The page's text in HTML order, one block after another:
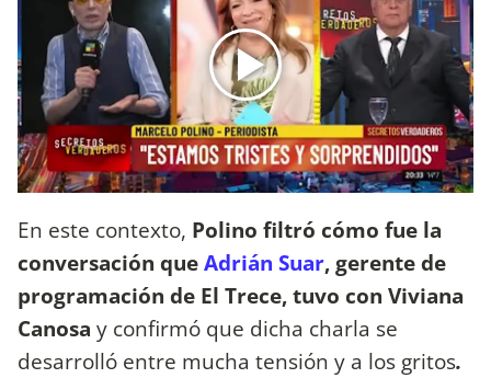
En este contexto, Polino filtró cómo fue la
conversación queAdrián Suar, gerente de
programación de El Trece, tuvo con Viviana
Canosa y confirmó que dicha charla se
desarrolló entre mucha tensión y a los gritos.